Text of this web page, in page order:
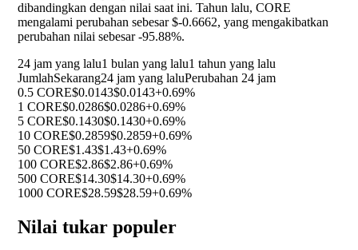
dibandingkan dengan nilai saat ini. Tahun lalu, CORE
mengalami perubahan sebesar $-0.6662, yang mengakibatkan
perubahan nilai sebesar-95.88%.
24 jam yang lalu1 bulan yang lalu1 tahun yang lalu
JumlahSekarang24 jam yang laluPerubahan 24 jam
0.5 CORE$0.0143$0.0143+0.69%
1 CORE$0.0286$0.0286+0.69%
5 CORE$0.1430$0.1430+0.69%
10 CORE$0.2859$0.2859+0.69%
50 CORE$1.43$1.43+0.69%
100 CORE$2.86$2.86+0.69%
500 CORE$14.30$14.30+0.69%
1000 CORE$28.59$28.59+0.69%
Nilai tukar populer